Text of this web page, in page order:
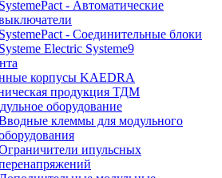
SystemePact - Автоматические
SystemePact - Соединительные блоки
Systeme Electric Systeme9
корпусы KAEDRA
продукция ТДМ
оборудование
клеммы для модульного
ипульсных